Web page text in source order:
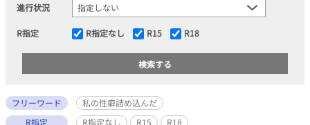
進行状況
R指定 R指定なし R15 R18
フリーワード
私の性癖詰め込んだ
R指定
R指定なし R15 R18